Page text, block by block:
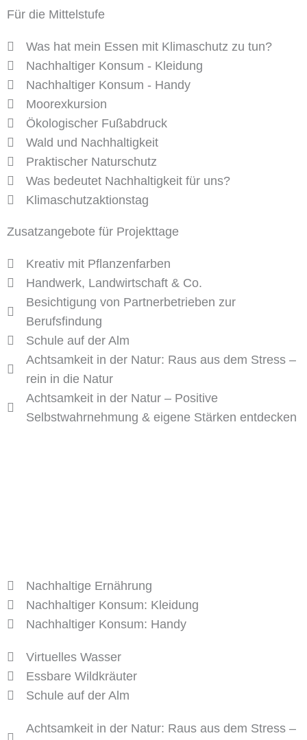
Für die Mittelstufe
Was hat mein Essen mit Klimaschutz zu tun?
Nachhaltiger Konsum - Kleidung
Nachhaltiger Konsum - Handy
Moorexkursion
Ökologischer Fußabdruck
Wald und Nachhaltigkeit
Praktischer Naturschutz
Was bedeutet Nachhaltigkeit für uns?
Klimaschutzaktionstag
Zusatzangebote für Projekttage
Kreativ mit Pflanzenfarben
Handwerk, Landwirtschaft & Co.
Besichtigung von Partnerbetrieben zur
Berufsfindung
Schule auf der Alm
Achtsamkeit in der Natur: Raus aus dem Stress –
rein in die Natur
Achtsamkeit in der Natur – Positive
Selbstwahrnehmung & eigene Stärken entdecken
Nachhaltige Ernährung
Nachhaltiger Konsum: Kleidung
Nachhaltiger Konsum: Handy
Virtuelles Wasser
Essbare Wildkräuter
Schule auf der Alm
Achtsamkeit in der Natur: Raus aus dem Stress –